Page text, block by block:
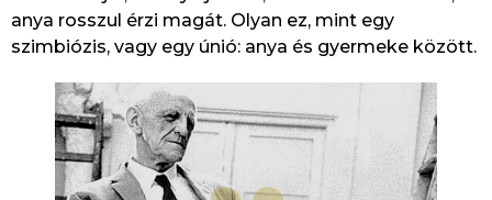
anya rosszul érzi magát. Olyan ez, mint egy
szimbiózis, vagy egy únió: anya és gyermeke között.